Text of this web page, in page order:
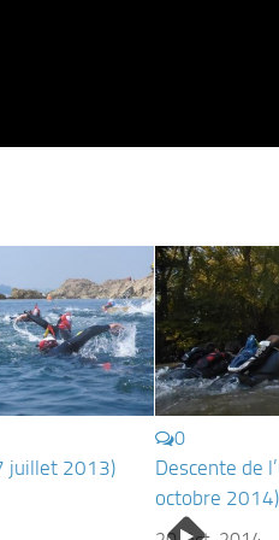
juillet 2013)
0
Descente de
octobre 2014)